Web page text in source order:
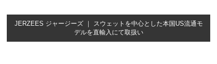
JERZEES ジャージーズ ｜ スウェットを中心とした本国US流通モ
デルを直輸入にて取扱い